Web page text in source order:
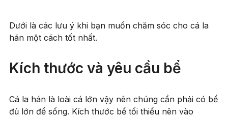
Dưới là các lưu ý khi bạn muốn chăm sóc cho cá la
hán một cách tốt nhất.
Kích thước và yêu cầu bể
Cá la hán là loài cá lớn vậy nên chúng cần phải có bể
đủ lớn để sống. Kích thước bể tối thiểu nên vào